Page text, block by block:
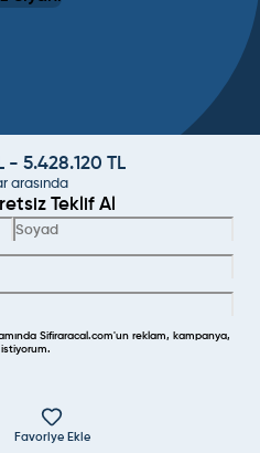
- 5.428.120 TL
arasında
Teklif Al
Sifiraracal.com'un reklam, kampanya,
istiyorum.
Favoriye Ekle